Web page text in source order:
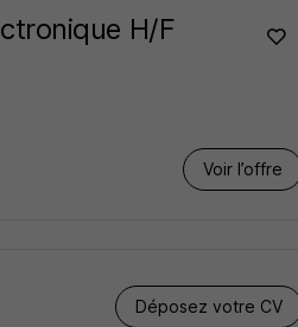
H/F
Voir l’offre
Déposez votre CV